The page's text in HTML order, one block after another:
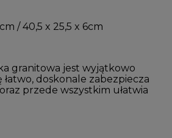
/ 40,5 x 25,5 x 6cm
granitowa jest wyjątkowo
łatwo, doskonale zabezpiecza
przede wszystkim ułatwia